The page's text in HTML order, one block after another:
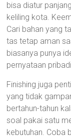
bisa diatur
keliling kota.
Cari bahan yang
tas tetap aman
biasanya punya
pernyataan
Finishing juga
yang tidak
bertahun-tahun
soal pakai satu
kebutuhan. Coba